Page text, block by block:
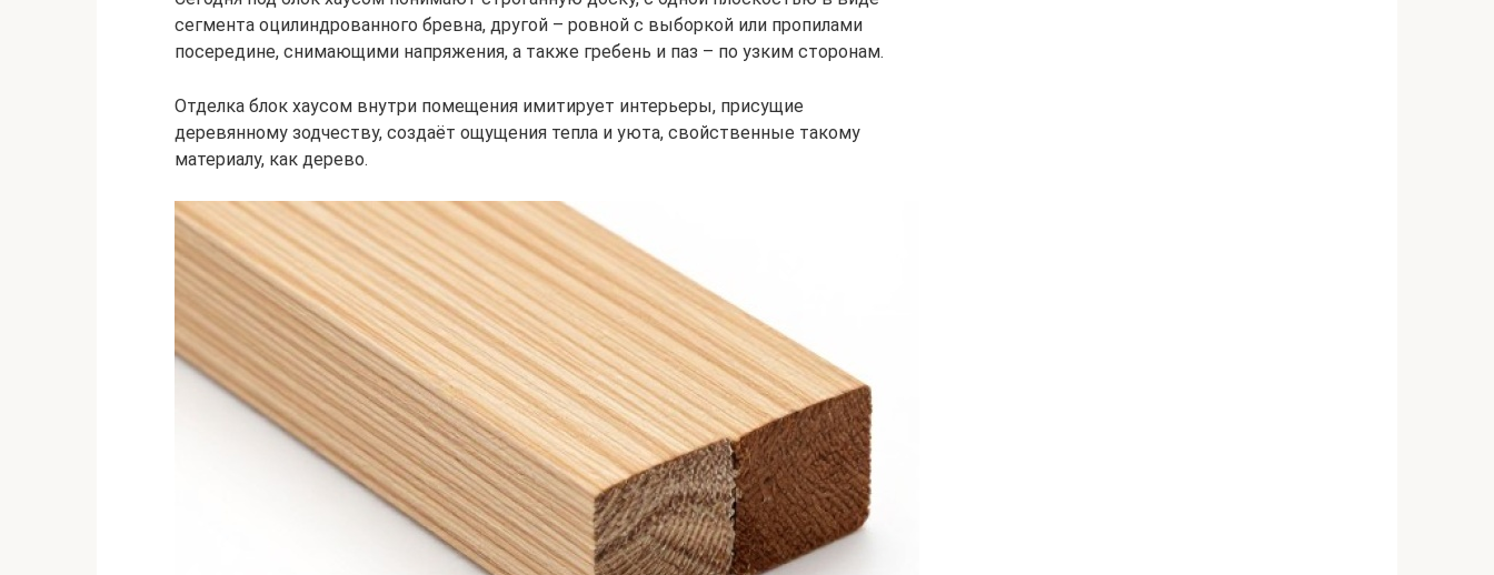
сегмента оцилиндрованного бревна, другой – ровной с выборкой или пропилами
посередине, снимающими напряжения, а также гребень и паз – по узким сторонам.
Отделка блок хаусом внутри помещения имитирует интерьеры, присущие
деревянному зодчеству, создаёт ощущения тепла и уюта, свойственные такому
материалу, как дерево.